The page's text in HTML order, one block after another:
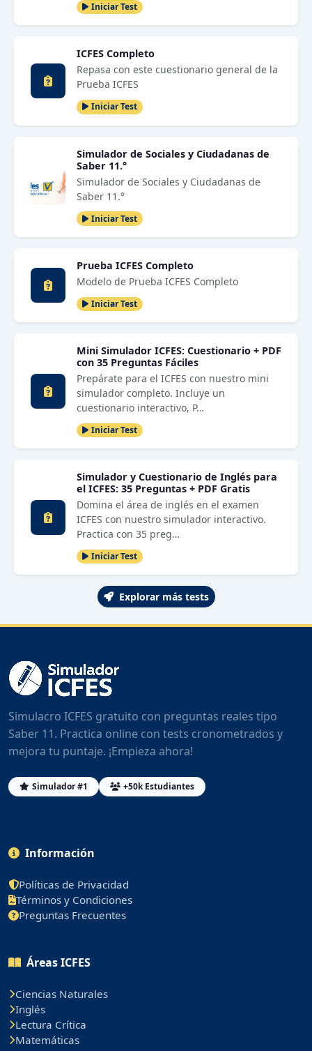
Iniciar Test
ICFES Completo
Repasa con este cuestionario general de la
Prueba ICFES
Iniciar Test
Simulador de Sociales y Ciudadanas de
Saber 11.°
Simulador de Sociales y Ciudadanas de
Saber 11.°
Iniciar Test
Prueba ICFES Completo
Modelo de Prueba ICFES Completo
Iniciar Test
Mini Simulador ICFES: Cuestionario + PDF
con 35 Preguntas Fáciles
Prepárate para el ICFES con nuestro mini
simulador completo. Incluye un
cuestionario interactivo, P…
Iniciar Test
Simulador y Cuestionario de Inglés para
el ICFES: 35 Preguntas + PDF Gratis
Domina el área de inglés en el examen
ICFES con nuestro simulador interactivo.
Practica con 35 preg…
Iniciar Test
Explorar más tests
Simulacro ICFES gratuito con preguntas reales tipo
Saber 11. Practica online con tests cronometrados y
mejora tu puntaje. ¡Empieza ahora!
Simulador #1 +50k Estudiantes
Información
Políticas de Privacidad
Términos y Condiciones
Preguntas Frecuentes
Áreas ICFES
Ciencias Naturales
Inglés
Lectura Crítica
Matemáticas